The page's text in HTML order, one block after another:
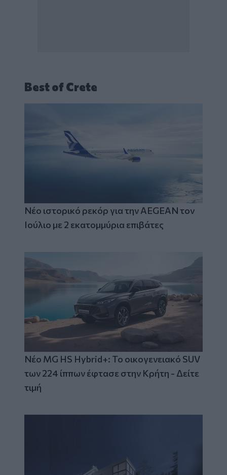
Best of Crete
Νέο ιστορικό ρεκόρ για την AEGEAN τον
Ιούλιο με 2 εκατομμύρια επιβάτες
Νέο MG HS Hybrid+: Το οικογενειακό SUV
των 224 ίππων έφτασε στην Κρήτη - Δείτε
τιμή